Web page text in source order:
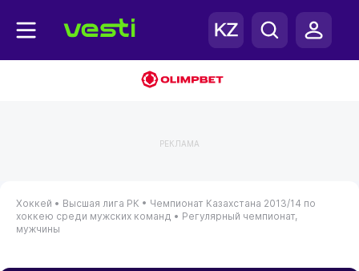
РЕКЛАМА
Хоккей • Высшая лига РК • Чемпионат Казахстана 2013/14 по
хоккею среди мужских команд • Регулярный чемпионат,
мужчины